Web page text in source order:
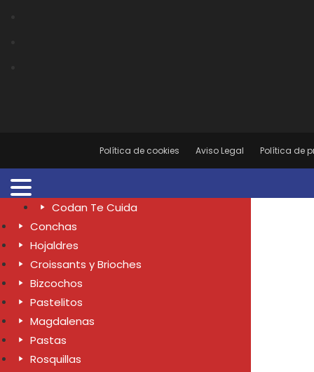
Política de cookies Aviso Legal Política de
Codan Te Cuida
Conchas
Hojaldres
Croissants y Brioches
Bizcochos
Pastelitos
Magdalenas
Pastas
Rosquillas